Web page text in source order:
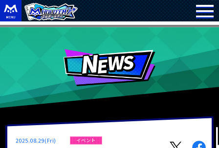
2025.08.29(Fri) イベント